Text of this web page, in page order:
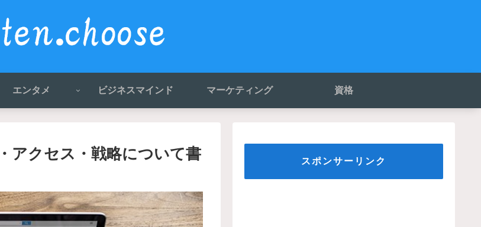
エンタメ ビジネスマインド マーケティング 資格
アクセス・戦略について書
スポンサーリンク